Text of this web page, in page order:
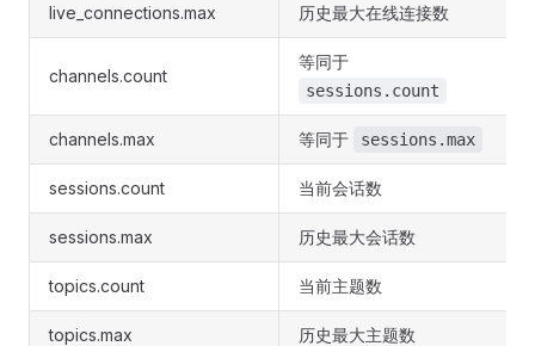
live_connections.max 历史最大在线连接数
channels.count
等同于
sessions.count
channels.max 等同于 sessions.max
sessions.count 当前会话数
sessions.max 历史最大会话数
topics.count 当前主题数
topics.max 历史最大主题数